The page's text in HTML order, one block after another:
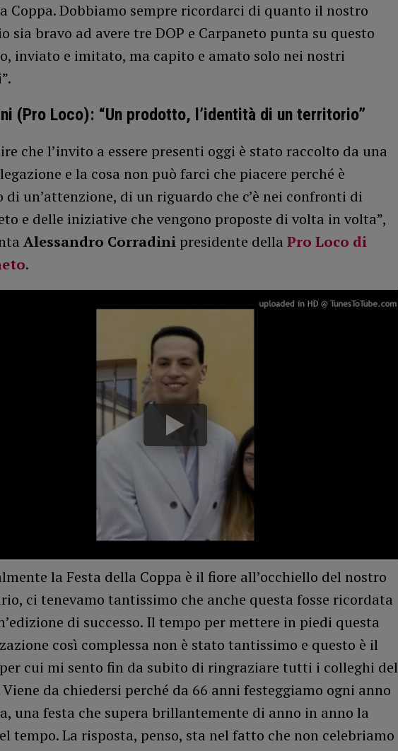
Coppa. Dobbiamo sempre ricordarci di quanto il nostro
sia bravo ad avere tre DOP e Carpaneto punta su questo
inviato e imitato, ma capito e amato solo nei nostri
(Pro Loco): “Un prodotto, l’identità di un territorio”
che l’invito a essere presenti oggi è stato raccolto da una
e la cosa non può farci che piacere perché è
di un’attenzione, di un riguardo che c’è nei confronti di
e delle iniziative che vengono proposte di volta in volta”,
Alessandro Corradinipresidente della Pro Loco di
.
la Festa della Coppa è il fiore all’occhiello del nostro
ci tenevamo tantissimo che anche questa fosse ricordata
di successo. Il tempo per mettere in piedi questa
così complessa non è stato tantissimo e questo è il
cui mi sento fin da subito di ringraziare tutti i colleghi del
da chiedersi perché da 66 anni festeggiamo ogni anno
una festa che supera brillantemente di anno in anno la
tempo. La risposta, penso, sta nel fatto che non celebriamo